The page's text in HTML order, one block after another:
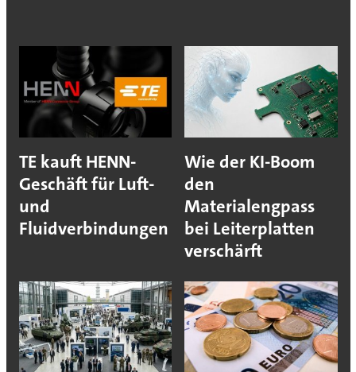
TE kauft HENN-
Geschäft für Luft-
und
Fluidverbindungen
Wie der KI-Boom
den
Materialengpass
bei Leiterplatten
verschärft